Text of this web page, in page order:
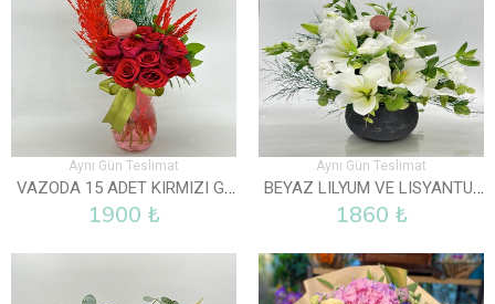
Aynı Gün Teslimat
VAZODA 15 ADET KIRMIZI GÜL
1900 ₺
Aynı Gün Teslimat
BEYAZ LILYUM VE LISYANTUS ARAJMANI
1860 ₺